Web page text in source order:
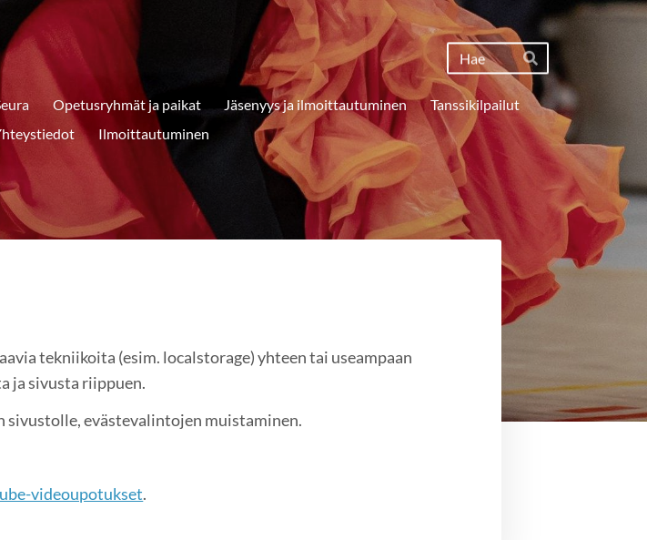
Hae
Opetusryhmät ja paikat Jäsenyys ja ilmoittautuminen
Tanssikilpailut
Ilmoittautuminen
tekniikoita (esim. localstorage) yhteen tai useampaan
ja sivusta riippuen.
evästevalintojen muistaminen.
videoupotukset.